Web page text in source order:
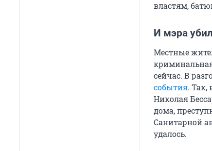
властям,
И мэра
Местные
сейчас. В
события. Так,
Николая
дома,
Санитарной
удалось.